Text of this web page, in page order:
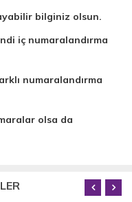
bilginiz olsun.
iç numaralandırma
numaralandırma
olsa da